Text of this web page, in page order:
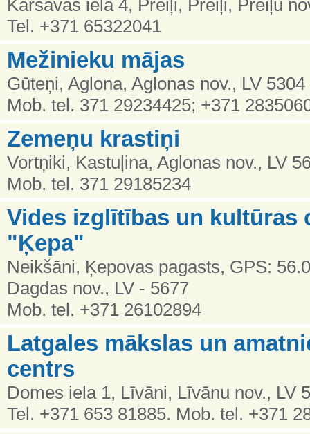
Kārsavas iela 4, Preiļi, Preiļi, Preiļu
Tel. +371 65322041
Mežinieku mājas
Gūteņi, Aglona, Aglonas nov., LV 5304
Mob. tel. 371 29234425; +371
Zemeņu krastiņi
Vortņiki, Kastuļina, Aglonas nov., LV
Mob. tel. 371 29185234
Vides izglītības un kultūras
"Ķepa"
Neikšāni, Ķepovas pagasts, GPS:
Dagdas nov., LV - 5677
Mob. tel. +371 26102894
Latgales mākslas un
centrs
Domes iela 1, Līvāni, Līvānu nov., LV
Tel. +371 653 81885. Mob. tel. +371